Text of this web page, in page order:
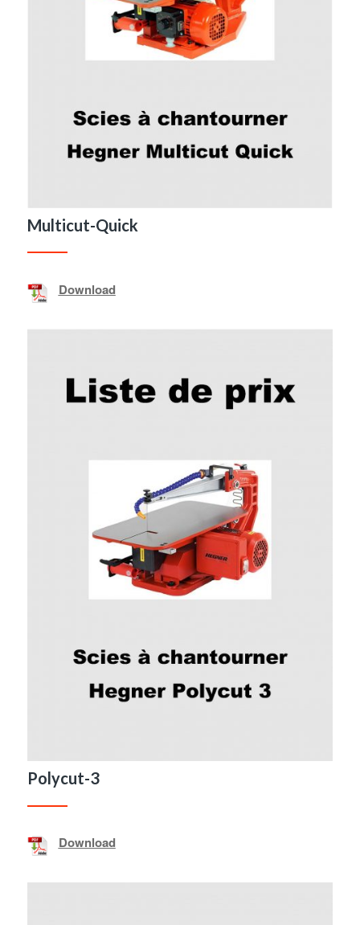
Multicut-Quick
Download
Polycut-3
Download